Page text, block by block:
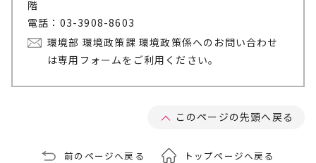
階
電話：03-3908-8603
環境部 環境政策課 環境政策係へのお問い合わせ
は専用フォームをご利用ください。
このページの先頭へ戻る
前のページへ戻る トップページへ戻る